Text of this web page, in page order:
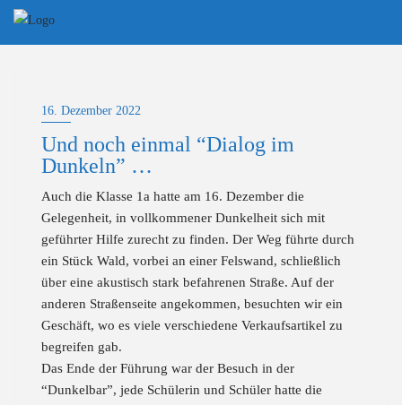
Skip
16. Dezember 2022
Und noch einmal “Dialog im
Dunkeln” …
Auch die Klasse 1a hatte am 16. Dezember die
Gelegenheit, in vollkommener Dunkelheit sich mit
geführter Hilfe zurecht zu finden. Der Weg führte durch
ein Stück Wald, vorbei an einer Felswand, schließlich
über eine akustisch stark befahrenen Straße. Auf der
anderen Straßenseite angekommen, besuchten wir ein
Geschäft, wo es viele verschiedene Verkaufsartikel zu
begreifen gab.
Das Ende der Führung war der Besuch in der
“Dunkelbar”, jede Schülerin und Schüler hatte die